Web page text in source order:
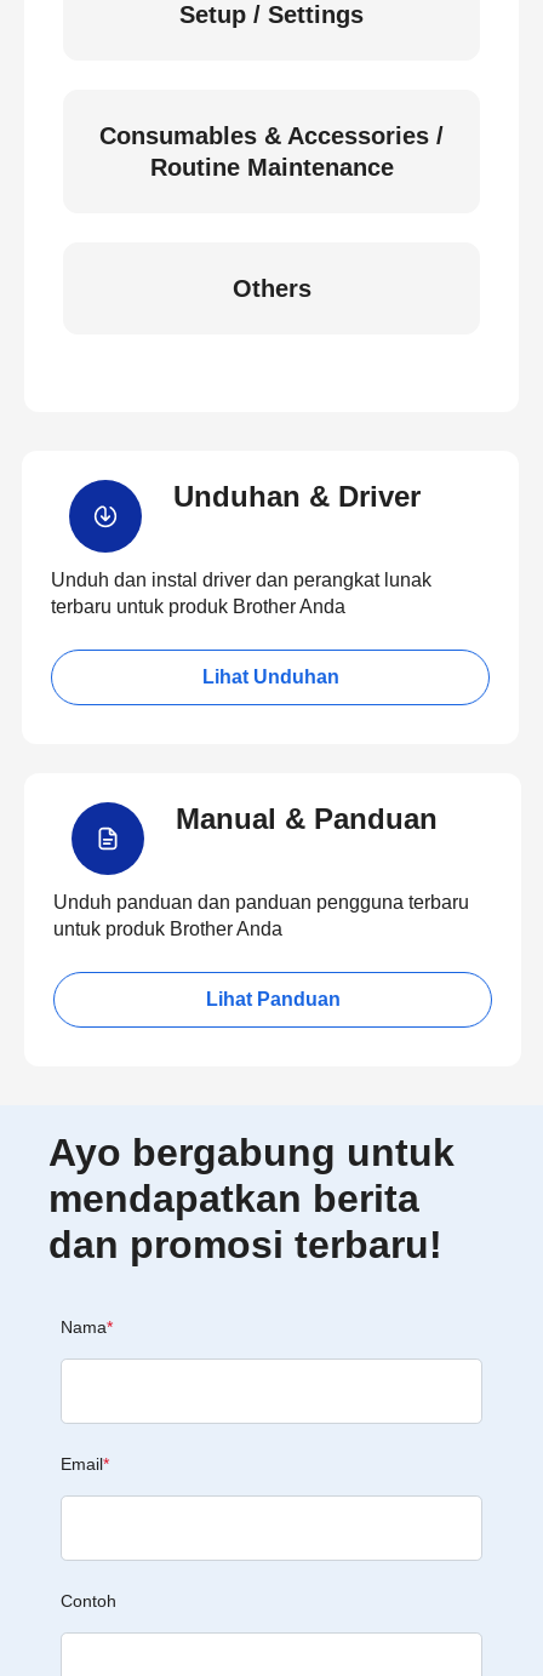
Setup / Settings
Consumables & Accessories /
Routine Maintenance
Others
Unduhan & Driver
Unduh dan instal driver dan perangkat lunak
terbaru untuk produk Brother Anda
Lihat Unduhan
Manual & Panduan
Unduh panduan dan panduan pengguna terbaru
untuk produk Brother Anda
Lihat Panduan
Ayo bergabung untuk
mendapatkan berita
dan promosi terbaru!
Nama*
Email*
Contoh